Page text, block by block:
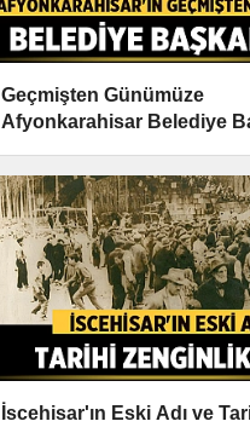
Geçmişten Günümüze
Afyonkarahisar Belediye
İscehisar'ın Eski Adı ve